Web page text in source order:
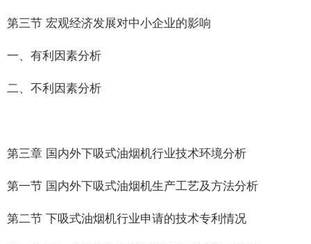
第三节 宏观经济发展对中小企业的影响
一、有利因素分析
二、不利因素分析
第三章 国内外下吸式油烟机行业技术环境分析
第一节 国内外下吸式油烟机生产工艺及方法分析
第二节 下吸式油烟机行业申请的技术专利情况